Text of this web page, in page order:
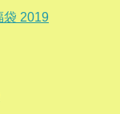
袋 2019